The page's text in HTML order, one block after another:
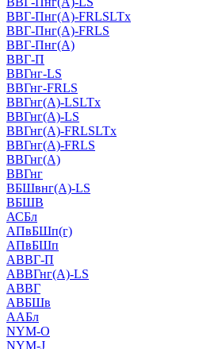
ВВГ-Пнг(А)-FRLSLTx
ВВГ-Пнг(А)-FRLS
ВВГ-Пнг(А)
ВВГ-П
ВВГнг-LS
ВВГнг-FRLS
ВВГнг(А)-LSLTx
ВВГнг(А)-LS
ВВГнг(А)-FRLSLTx
ВВГнг(А)-FRLS
ВВГнг(А)
ВВГнг
ВБШвнг(А)-LS
ВБШВ
АСБл
АПвБШп(г)
АПвБШп
АВВГ-П
АВВГнг(А)-LS
АВВГ
АВБШв
ААБл
NYM-O
NYM-J